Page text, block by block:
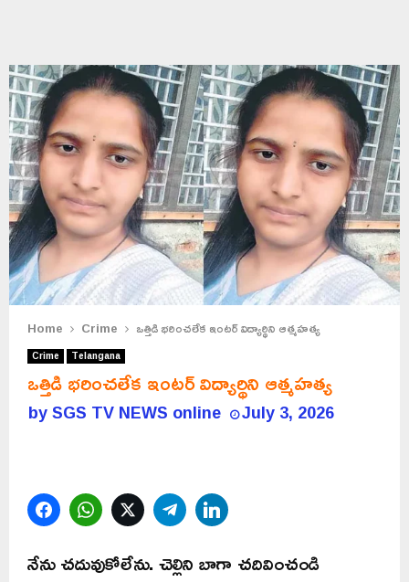
Home Crime ఒత్తిడి భరించలేక ఇంటర్ విద్యార్థిని ఆత్మహత్య
Crime Telangana
ఒత్తిడి భరించలేక ఇంటర్ విద్యార్థిని ఆత్మహత్య
bySGS TV NEWS online July 3, 2026
FacebookWhatsAppTwitterTelegram
నేను చదువుకోలేను. చెల్లిని బాగా చదివించండి